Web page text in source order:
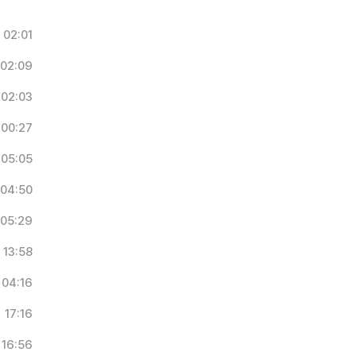
02:01
02:09
02:03
00:27
05:05
04:50
05:29
13:58
04:16
17:16
16:56